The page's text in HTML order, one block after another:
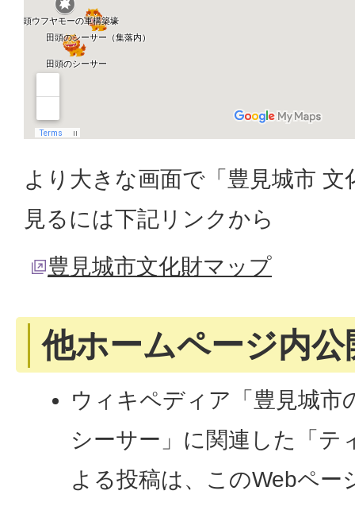
より大きな画面で「豊見城市
見るには下記リンクから
豊見城市文化財マップ
他ホームページ内
ウィキペディア「豊見城市
シーサー」に関連した「テ
よる投稿は、このWebペー